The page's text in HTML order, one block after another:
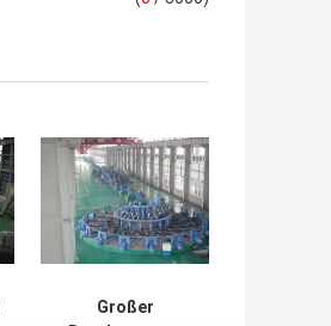
Großer